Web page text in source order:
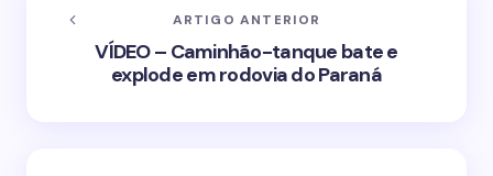
ARTIGO ANTERIOR
VÍDEO – Caminhão-tanque bate e
explode em rodovia do Paraná